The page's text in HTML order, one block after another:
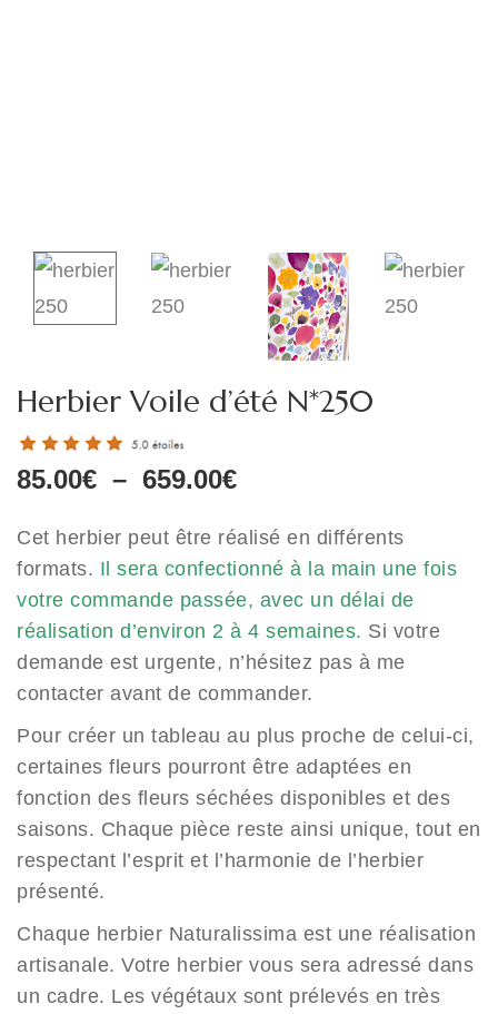
Herbier Voile d’été N*250
85.00€ – 659.00€Plage
prix :
85.00€
à
659.00€
Cet herbier peut être réalisé en différents
formats. Il sera confectionné à la main une fois
votre commande passée, avec un délai de
réalisation d’environ 2 à 4 semaines. Si votre
demande est urgente, n’hésitez pas à me
contacter avant de commander.
Pour créer un tableau au plus proche de celui-ci,
certaines fleurs pourront être adaptées en
fonction des fleurs séchées disponibles et des
saisons. Chaque pièce reste ainsi unique, tout en
respectant l’esprit et l’harmonie de l’herbier
présenté.
Chaque herbier Naturalissima est une réalisation
artisanale. Votre herbier vous sera adressé dans
un cadre. Les végétaux sont prélevés en très